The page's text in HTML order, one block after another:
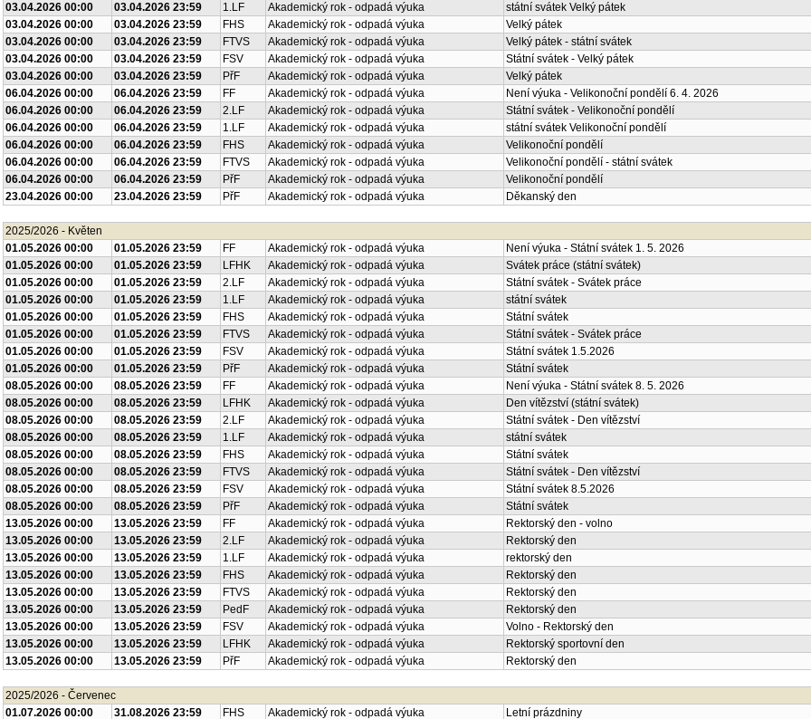
03.04.2026 00:00
03.04.2026 23:59 1.LF Akademický rok - odpadá výuka
státní svátek Velký pátek
03.04.2026 00:00
03.04.2026 23:59 FHS Akademický rok - odpadá výuka
Velký pátek
03.04.2026 00:00
03.04.2026 23:59 FTVS Akademický rok - odpadá výuka
Velký pátek - státní svátek
03.04.2026 00:00
03.04.2026 23:59 FSV Akademický rok - odpadá výuka
Státní svátek - Velký pátek
03.04.2026 00:00
03.04.2026 23:59 PřF Akademický rok - odpadá výuka
Velký pátek
06.04.2026 00:00
06.04.2026 23:59 FF Akademický rok - odpadá výuka
Není výuka - Velikonoční pondělí 6. 4. 2026
06.04.2026 00:00
06.04.2026 23:59 2.LF Akademický rok - odpadá výuka
Státní svátek - Velikonoční pondělí
06.04.2026 00:00
06.04.2026 23:59 1.LF Akademický rok - odpadá výuka
státní svátek Velikonoční pondělí
06.04.2026 00:00
06.04.2026 23:59 FHS Akademický rok - odpadá výuka
Velikonoční pondělí
06.04.2026 00:00
06.04.2026 23:59 FTVS Akademický rok - odpadá výuka
Velikonoční pondělí - státní svátek
06.04.2026 00:00
06.04.2026 23:59 PřF Akademický rok - odpadá výuka
Velikonoční pondělí
23.04.2026 00:00
23.04.2026 23:59 PřF Akademický rok - odpadá výuka Děkanský den
2025/2026 - Květen
01.05.2026 00:00
01.05.2026 23:59 FF Akademický rok - odpadá výuka
Není výuka - Státní svátek 1. 5. 2026
01.05.2026 00:00
01.05.2026 23:59 LFHK Akademický rok - odpadá výuka
Svátek práce (státní svátek)
01.05.2026 00:00
01.05.2026 23:59 2.LF Akademický rok - odpadá výuka
Státní svátek - Svátek práce
01.05.2026 00:00
01.05.2026 23:59 1.LF Akademický rok - odpadá výuka
státní svátek
01.05.2026 00:00
01.05.2026 23:59 FHS Akademický rok - odpadá výuka
Státní svátek
01.05.2026 00:00
01.05.2026 23:59 FTVS Akademický rok - odpadá výuka
Státní svátek - Svátek práce
01.05.2026 00:00
01.05.2026 23:59 FSV Akademický rok - odpadá výuka
Státní svátek 1.5.2026
01.05.2026 00:00
01.05.2026 23:59 PřF Akademický rok - odpadá výuka
Státní svátek
08.05.2026 00:00
08.05.2026 23:59 FF Akademický rok - odpadá výuka
Není výuka - Státní svátek 8. 5. 2026
08.05.2026 00:00
08.05.2026 23:59 LFHK Akademický rok - odpadá výuka
Den vítězství (státní svátek)
08.05.2026 00:00
08.05.2026 23:59 2.LF Akademický rok - odpadá výuka
Státní svátek - Den vítězství
08.05.2026 00:00
08.05.2026 23:59 1.LF Akademický rok - odpadá výuka
státní svátek
08.05.2026 00:00
08.05.2026 23:59 FHS Akademický rok - odpadá výuka
Státní svátek
08.05.2026 00:00
08.05.2026 23:59 FTVS Akademický rok - odpadá výuka
Státní svátek - Den vítězství
08.05.2026 00:00
08.05.2026 23:59 FSV Akademický rok - odpadá výuka
Státní svátek 8.5.2026
08.05.2026 00:00
08.05.2026 23:59 PřF Akademický rok - odpadá výuka
Státní svátek
13.05.2026 00:00
13.05.2026 23:59 FF Akademický rok - odpadá výuka
Rektorský den - volno
13.05.2026 00:00
13.05.2026 23:59 2.LF Akademický rok - odpadá výuka
Rektorský den
13.05.2026 00:00
13.05.2026 23:59 1.LF Akademický rok - odpadá výuka
rektorský den
13.05.2026 00:00
13.05.2026 23:59 FHS Akademický rok - odpadá výuka
Rektorský den
13.05.2026 00:00
13.05.2026 23:59 FTVS Akademický rok - odpadá výuka
Rektorský den
13.05.2026 00:00
13.05.2026 23:59 PedF Akademický rok - odpadá výuka
Rektorský den
13.05.2026 00:00
13.05.2026 23:59 FSV Akademický rok - odpadá výuka
Volno - Rektorský den
13.05.2026 00:00
13.05.2026 23:59 LFHK Akademický rok - odpadá výuka
Rektorský sportovní den
13.05.2026 00:00
13.05.2026 23:59 PřF Akademický rok - odpadá výuka Rektorský den
2025/2026 - Červenec
01.07.2026 00:00
31.08.2026 23:59 FHS Akademický rok - odpadá výuka Letní prázdniny